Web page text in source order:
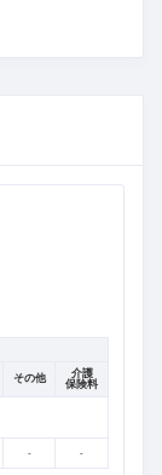
その他
介護
保険料
- -